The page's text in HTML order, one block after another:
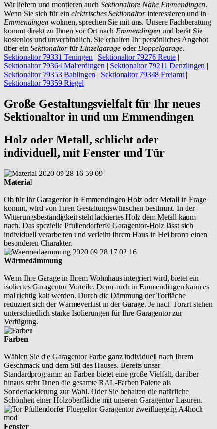
Wir liefern und montieren auch Sektionaltore Nähe Emmendingen.
Wenn Sie sich für ein elektrisches Sektionaltorinteressieren und in
Emmendingen wohnen, sprechen Sie mit uns. Unsere Fachberatung
kommt direkt zu Ihnen vor Ort nach Emmendingen und berät Sie
kostenlos und unverbindlich. Sie erhalten Ihr persönliches Angebot
über ein Sektionaltorfür Einzelgarage oder Doppelgarage.
Sektionaltor 79331 Teningen | Sektionaltor 79276 Reute |
Sektionaltor 79364 Malterdingen | Sektionaltor 79211 Denzlingen |
Sektionaltor 79353 Bahlingen | Sektionaltor 79348 Freiamt |
Sektionaltor 79359 Riegel
Große Gestaltungsvielfalt für Ihr neues
Sektionaltor in und um Emmendingen
Holz oder Metall, schlicht oder
individuell, mit Fenster und Tür
Material
Ob für Ihr Garagentor in Emmendingen Holz oder Metall in Frage
kommt, wird von Ihren Gestaltungswünschen bestimmt. In der
Witterungsbeständigkeit steht lackiertes Holz dem Metall kaum
nach. Das spezielle Pfullendorfer® Garagentor-Holz lässt sich
individuell verarbeiten und verleiht Ihrem Haus in Heilbronn einen
besonderen Charakter.
Wärmedämmung
Wenn Ihre Garage in Ihrem Wohnhaus integriert wird, bietet ein
isoliertes Garagentor Vorteile. Denn auch in Emmendingen kann es
mal richtig kalt werden. Durch die Dämmung der Torfläche
reduziert sich der Wärmeverlust in der Garage. Je nach Torart stehen
unterschiedlich starke Isolierungen für Ihre Garagentor zur
Verfügung.
Farben
Wählen Sie die Garagentor Farbe ganz individuell nach Ihrem
Geschmack und dem Stil des Hauses. Bereits unser
Standardprogramm an Farben bietet eine große Vielfalt, darüber
hinaus steht Ihnen die gesamte RAL-Farben Palette als
Sonderlackierung zur Wahl. Oder Sie behalten die natürliche
Schönheit einer Holzoberfläche mit unseren Garagentor Lasuren.
Fenster